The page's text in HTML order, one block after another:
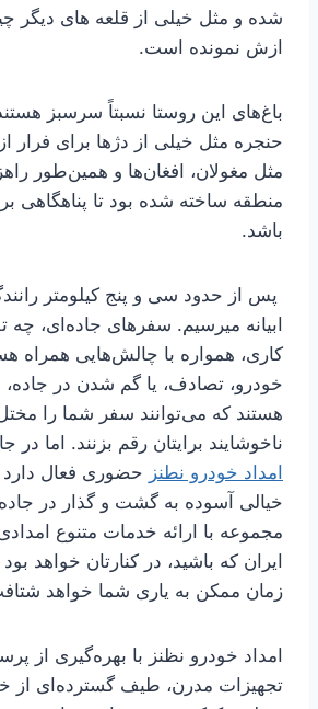
شده و مثل خیلی از قلعه های دیگر
ازش نمونده است.
باغ‌های این روستا نسبتاً سرسبز
حنجره مثل خیلی از دژها برای فرار
مثل مغولان، افغان‌ها و همین‌طور
منطقه ساخته شده بود تا پناهگاهی
باشد.
پس از حدود سی و پنج کیلومتر
ابیانه میرسیم. سفرهای جاده‌ای، چه
کاری، همواره با چالش‌هایی همراه
خودرو، تصادف، یا گم شدن در جاده،
هستند که می‌توانند سفر شما را
ناخوشایند برایتان رقم بزنند. اما در
امداد خودرو نطنز حضوری فعال دارد
خیالی آسوده به گشت و گذار در
مجموعه با ارائه خدمات متنوع
ایران که باشید، در کنارتان خواهد
زمان ممکن به یاری شما خواهد
امداد خودرو نظنز با بهره‌گیری از
تجهیزات مدرن، طیف گسترده‌ای از